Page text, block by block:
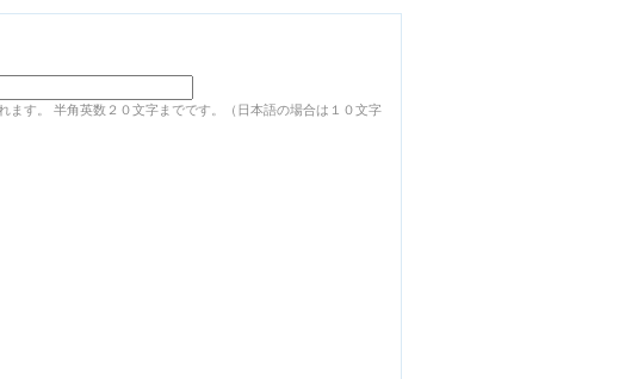
ます。 半角英数２０文字までです。（日本語の場合は１０文字